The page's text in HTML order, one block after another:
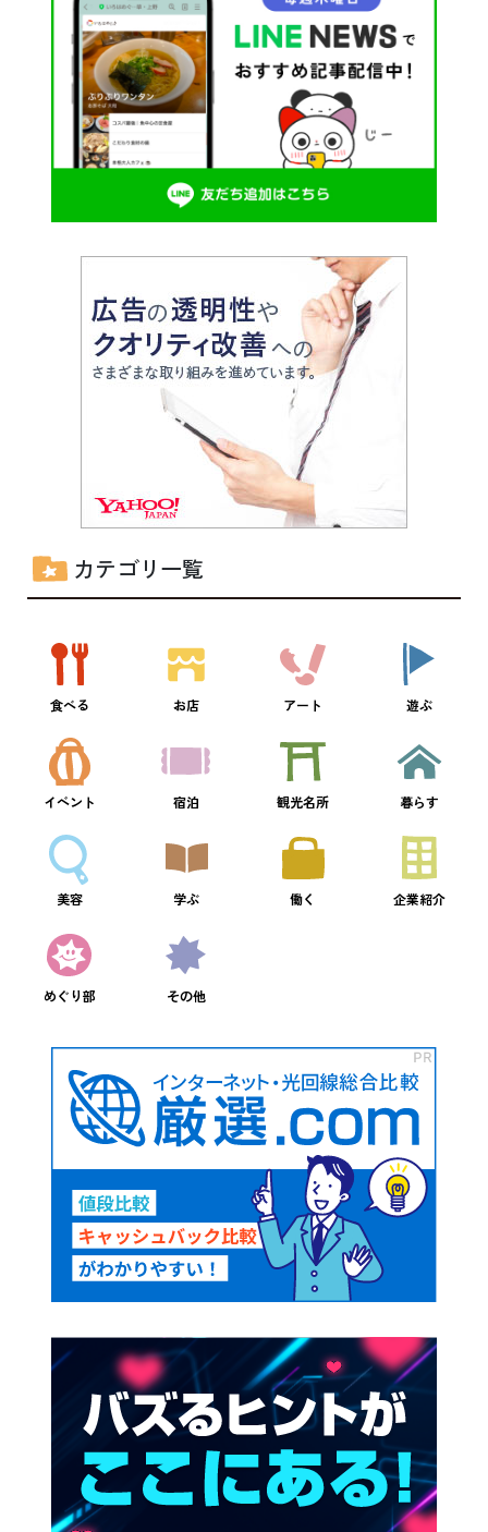
カテゴリ一覧
食べる お店 アート 遊ぶ
イベント 宿泊 観光名所 暮らす
美容 学ぶ 働く 企業紹介
めぐり部 その他